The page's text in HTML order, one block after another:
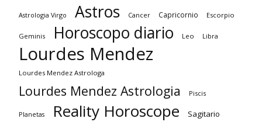
Astrologia Virgo Astros Cancer Capricornio Escorpio
Geminis Horoscopo diario Leo Libra
Lourdes Mendez
Lourdes Mendez Astrologa
Lourdes Mendez Astrologia Piscis
Planetas Reality Horoscope Sagitario